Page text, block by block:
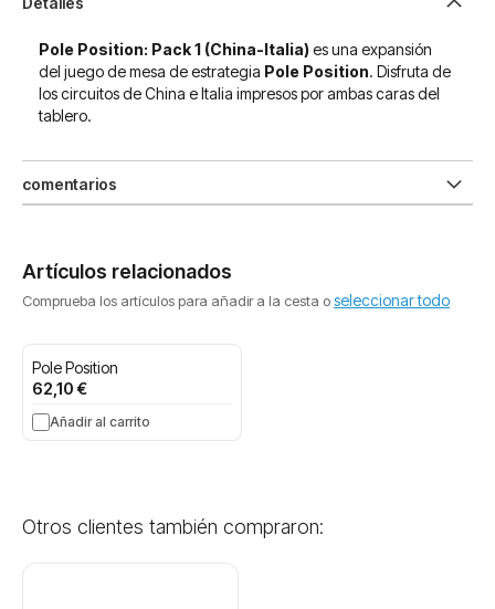
Pole Position: Pack 1 (China-Italia)es una expansión
del juego de mesa de estrategia Pole Position. Disfruta de
los circuitos de China e Italia impresos por ambas caras del
tablero.
comentarios
Artículos relacionados
Comprueba los artículos para añadir a la cesta oseleccionar todo
Pole Position
62,10 €
Añadir al carrito
Otros clientes también compraron: